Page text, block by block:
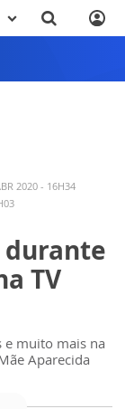
2020 - 16H34
durante
TV
e muito mais na
Aparecida